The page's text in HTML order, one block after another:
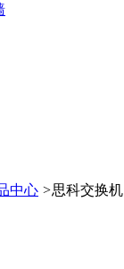
中心 >思科交换机